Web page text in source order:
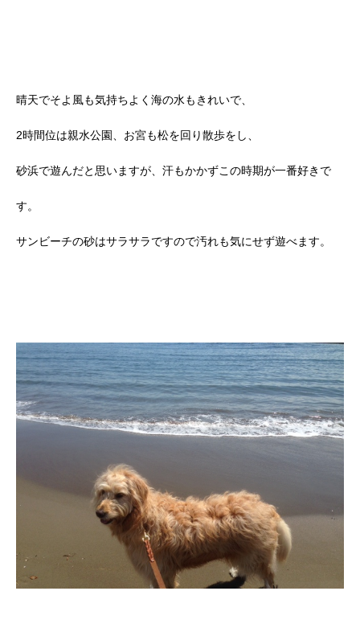
晴天でそよ風も気持ちよく海の水もきれいで、
2時間位は親水公園、お宮も松を回り散歩をし、
砂浜で遊んだと思いますが、汗もかかずこの時期が一番好きで
す。
サンビーチの砂はサラサラですので汚れも気にせず遊べます。